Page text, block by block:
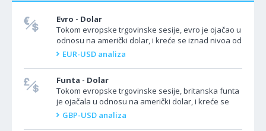
Evro - Dolar
Tokom evropske trgovinske sesije, evro je ojačao u
odnosu na američki dolar, i kreće se iznad nivoa od
1,1700. Par EUR/USD se kretao uzlazno u
EUR-USD analiza
Funta - Dolar
Tokom evropske trgovinske sesije, britanska funta
je ojačala u odnosu na američki dolar, i kreće se
iznad nivoa od 1,3600. Valutni par GBP/USD se
GBP-USD analiza